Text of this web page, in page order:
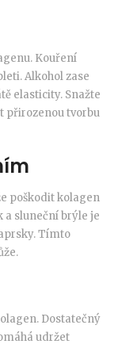
Kouření
Alkohol zase
elasticity. Snažte
přirozenou tvorbu
poškodit kolagen
a sluneční brýle je
Tímto
Dostatečný
udržet